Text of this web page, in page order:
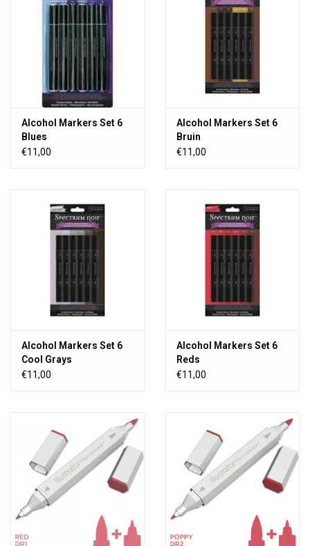
Alcohol Markers Set 6
Blues
€11,00
Alcohol Markers Set 6
Bruin
€11,00
Alcohol Markers Set 6
Cool Grays
€11,00
Alcohol Markers Set 6
Reds
€11,00